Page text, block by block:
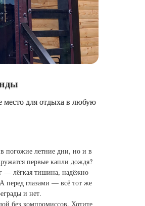
место для отдыха в любую
в погожие летние дни, но и в
первые капли дождя?
— лёгкая тишина, надёжно
перед глазами — всё тот же
и нет.
без компромиссов. Хотите